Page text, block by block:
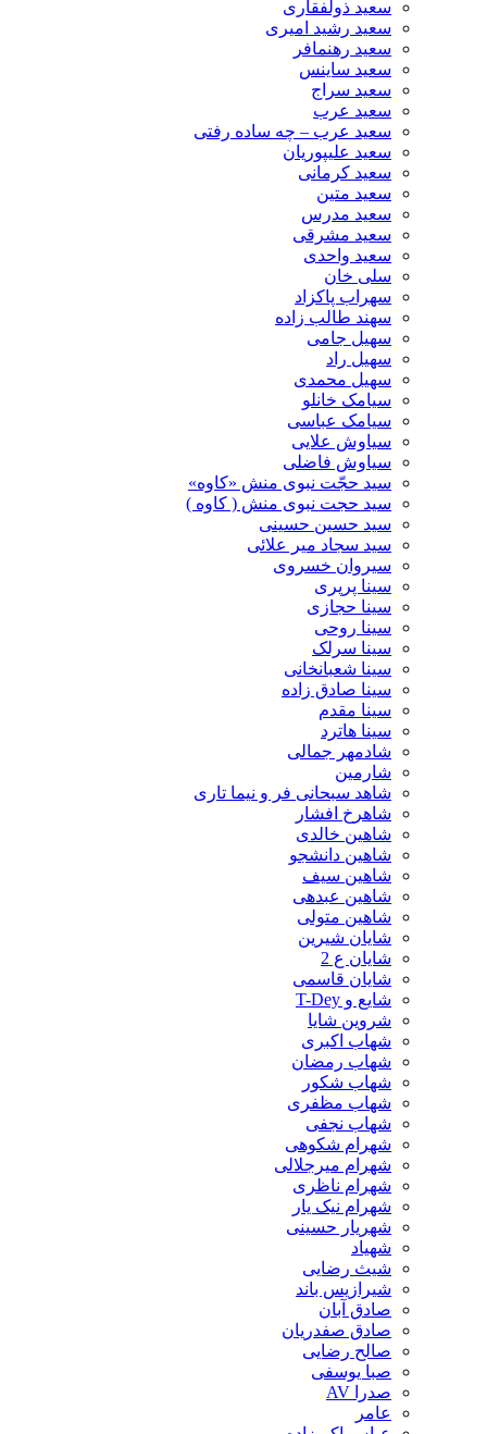
سعید ذولفقاری
سعید رشید امیری
سعید رهنمافر
سعید ساینس
سعید سراج
سعید عرب
سعید عرب – چه ساده رفتی
سعید علیپوریان
سعید کرمانی
سعید متین
سعید مدرس
سعید مشرقی
سعید واحدی
سلی خان
سهراب پاکزاد
سهند طالب زاده
سهیل جامی
سهیل راد
سهیل محمدی
سیامک خانلو
سیامک عباسی
سیاوش علایی
سیاوش فاضلی
سید حجّت نبوی منش «کاوه»
سید حجت نبوی منش ( کاوه )
سید حسین حسینى
سید سجاد میر علائی
سیروان خسروی
سینا پرپری
سینا حجازی
سینا روحی
سینا سرلک
سینا شعبانخانی
سینا صادق زاده
سینا مقدم
سینا هاترد
شادمهر جمالی
شارمین
شاهد سبحانی فر و نیما تاری
شاهرخ افشار
شاهین خالدی
شاهین دانشجو
شاهین سیف
شاهین عبدهی
شاهین متولی
شایان شیرین
شایان ع 2
شایان قاسمی
شایع و T-Dey
شروین شایا
شهاب اکبری
شهاب رمضان
شهاب شکور
شهاب مظفری
شهاب نجفی
شهرام شکوهی
شهرام میرجلالی
شهرام ناظری
شهرام نیک یار
شهریار حسینی
شهیاد
شیث رضایی
شیرازیس باند
صادق آبان
صادق صفدریان
صالح رضایی
صبا یوسفی
صدرا AV
عامر